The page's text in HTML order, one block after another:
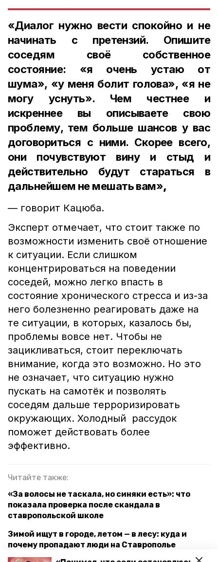
«Диалог нужно вести спокойно и не
начинать с претензий. Опишите
соседям своё собственное
состояние: «я очень устаю от
шума», «у меня болит голова», «я не
могу уснуть». Чем честнее и
искреннее вы описываете свою
проблему, тем больше шансов у вас
договориться с ними. Скорее всего,
они почувствуют вину и стыд и
действительно будут стараться в
дальнейшем не мешать вам»,
— говорит Кацюба.
Эксперт отмечает, что стоит также по
возможности изменить своё отношение
к ситуации. Если слишком
концентрироваться на поведении
соседей, можно легко впасть в
состояние хронического стресса и из-за
него болезненно реагировать даже на
те ситуации, в которых, казалось бы,
проблемы вовсе нет. Чтобы не
зацикливаться, стоит переключать
внимание, когда это возможно. Но это
не означает, что ситуацию нужно
пускать на самотёк и позволять
соседям дальше терроризировать
окружающих. Холодный рассудок
поможет действовать более
эффективно.
Читайте также:
«За волосы не таскала, но синяки есть»: что
показала проверка после скандала в
ставропольской школе
Зимой ищут в городе, летом — в лесу: куда и
почему пропадают люди на Ставрополье